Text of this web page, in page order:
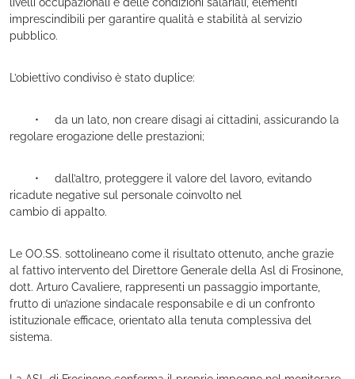
imprescindibili per garantire qualità e stabilità al servizio
pubblico.
L’obiettivo condiviso è stato duplice:
• da un lato, non creare disagi ai cittadini, assicurando la
regolare erogazione delle prestazioni;
• dall’altro, proteggere il valore del lavoro, evitando
ricadute negative sul personale coinvolto nel
cambio di appalto.
Le OO.SS. sottolineano come il risultato ottenuto, anche grazie
al fattivo intervento del Direttore Generale della Asl di Frosinone,
dott. Arturo Cavaliere, rappresenti un passaggio importante,
frutto di un’azione sindacale responsabile e di un confronto
istituzionale efficace, orientato alla tenuta complessiva del
sistema.